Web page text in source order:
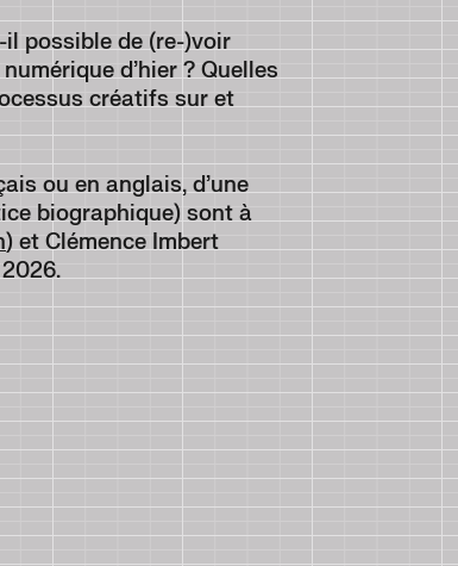
possible de (re-)voir
d’hier ? Quelles
créatifs sur et
ou en anglais, d’une
biographique) sont à
) et Clémence Imbert